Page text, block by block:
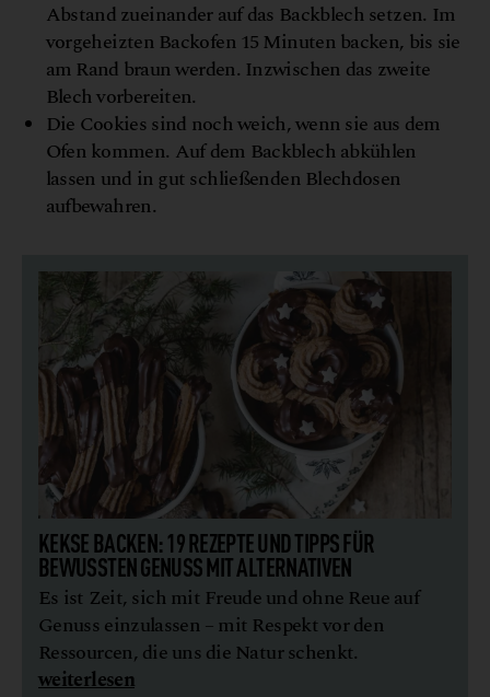
Abstand zueinander auf das Backblech setzen. Im
vorgeheizten Backofen 15 Minuten backen, bis sie
am Rand braun werden. Inzwischen das zweite
Blech vorbereiten.
Die Cookies sind noch weich, wenn sie aus dem
Ofen kommen. Auf dem Backblech abkühlen
lassen und in gut schließenden Blechdosen
aufbewahren.
KEKSE BACKEN: 19 REZEPTE UND TIPPS FÜR
BEWUSSTEN GENUSS MIT ALTERNATIVEN
Es ist Zeit, sich mit Freude und ohne Reue auf
Genuss einzulassen – mit Respekt vor den
Ressourcen, die uns die Natur schenkt.
weiterlesen